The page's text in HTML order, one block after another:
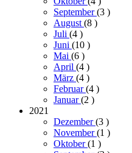
September(3 )
August (8 )
Juli (4 )
Juni (10 )
Mai (6 )
April (4 )
März (4 )
Februar(4 )
Januar(2 )
2021
Dezember(3 )
November(1 )
Oktober(1 )